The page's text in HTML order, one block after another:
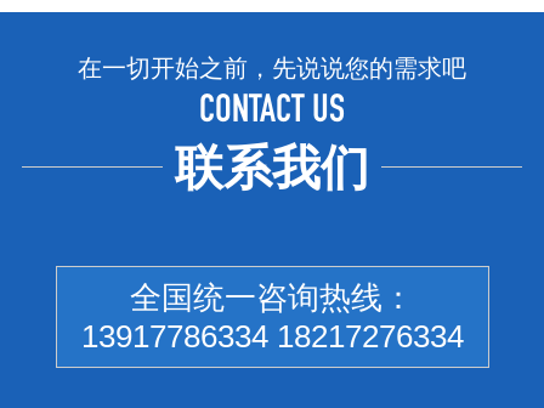
在一切开始之前，先说说您的需求吧
CONTACT US
联系我们
全国统一咨询热线：
13917786334 18217276334